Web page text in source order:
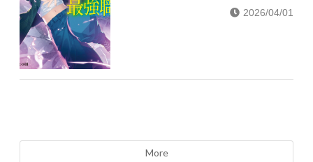
2026/04/01
More